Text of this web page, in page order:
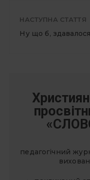
НАСТУПНА СТАТТЯ
Ну що б,
педагогічний